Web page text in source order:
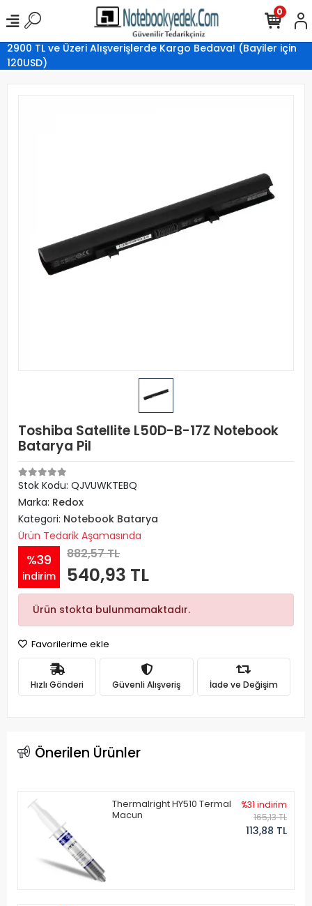
2900 TL ve Üzeri Alışverişlerde Kargo Bedava! (Bayiler için
120USD)
0
Toshiba Satellite L50D-B-17Z Notebook
Batarya Pil
Stok Kodu: QJVUWKTEBQ
Marka: Redox
Kategori: Notebook Batarya
Ürün Tedarik Aşamasında
%39
indirim
882,57 TL
540,93 TL
Ürün stokta bulunmamaktadır.
Favorilerime ekle
Hızlı Gönderi Güvenli Alışveriş İade ve Değişim
Önerilen Ürünler
Thermalright HY510 Termal
Macun
%31 indirim
165,13 TL
113,88 TL